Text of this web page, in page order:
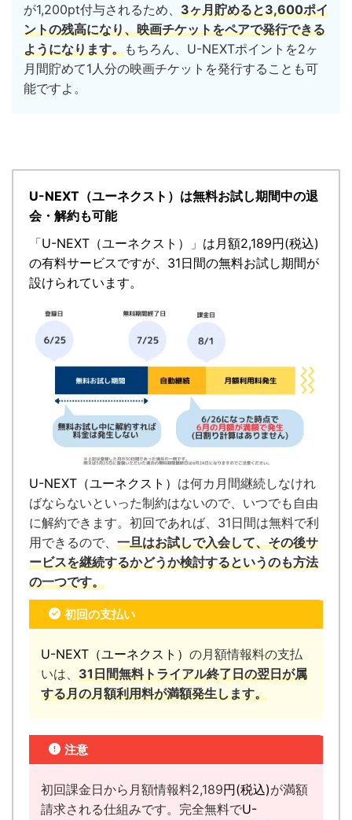
が1,200pt付与されるため、 3ヶ月貯めると3,600ポイ
ントの残高になり、映画チケットをペアで発行できる
ようになります。もちろん、U-NEXTポイントを2ヶ
月間貯めて1人分の映画チケットを発行することも可
能ですよ。
U-NEXT（ユーネクスト）は無料お試し期間中の退
会・解約も可能
「U-NEXT（ユーネクスト） 」 は月額2,189円(税込)
の有料サービスですが、 31日間の無料お試し期間が
設けられています。
U-NEXT（ユーネクスト） は何カ月間継続しなけれ
ばならないといった制約はないので、いつでも自由
に解約できます。 初回であれば、31日間は無料で利
用できるので、 一旦はお試しで入会して、その後サ
ービスを継続するかどうか検討するというのも方法
の一つです。
初回の支払い
U-NEXT（ユーネクスト） の月額情報料の支払
いは、 31日間無料トライアル終了日の翌日が属
する月の月額利用料が満額発生します。
注意
初回課金日から月額情報料2,189円(税込)が満額
請求される仕組みです。完全無料でU-